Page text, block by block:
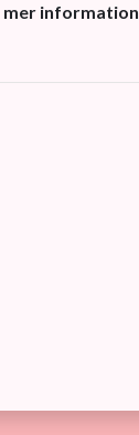
mer information